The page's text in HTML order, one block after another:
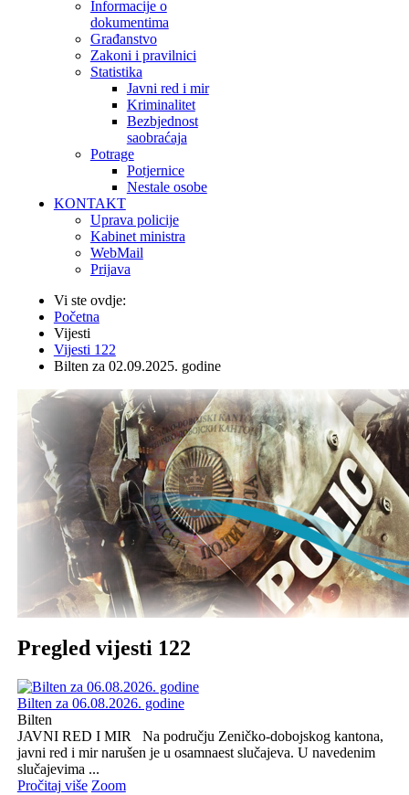
Informacije o
dokumentima
Građanstvo
Zakoni i pravilnici
Statistika
Javni red i mir
Kriminalitet
Bezbjednost
saobraćaja
Potrage
Potjernice
Nestale osobe
KONTAKT
Uprava policije
Kabinet ministra
WebMail
Prijava
Vi ste ovdje:
Početna
Vijesti
Vijesti 122
Bilten za 02.09.2025. godine
Pregled vijesti 122
Bilten za 06.08.2026. godine
Bilten
JAVNI RED I MIR Na području Zeničko-dobojskog kantona,
javni red i mir narušen je u osamnaest slučajeva. U navedenim
slučajevima ...
Pročitaj više Zoom